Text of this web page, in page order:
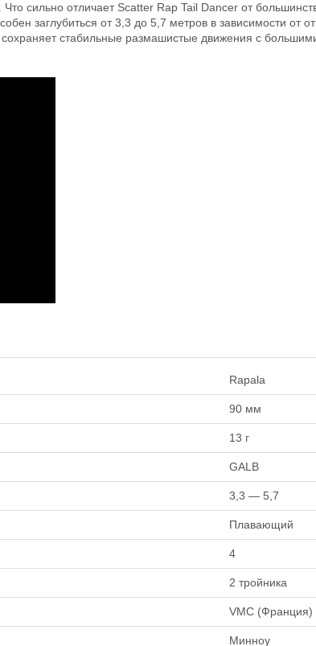
сильно отличает Scatter Rap Tail Dancer от
заглубиться от 3,3 до 5,7 метров в зависимости от
стабильные размашистые движения с
Rapala
90 мм
13 г
GALB
3,3 — 5,7
Плавающий
4
2 тройника
VMC (Франция)
Минноу